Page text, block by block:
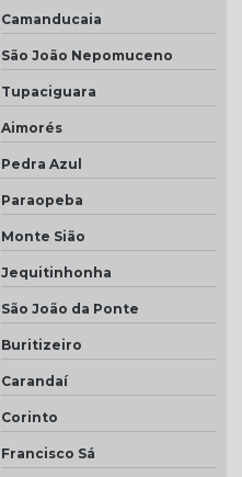
Camanducaia
São João Nepomuceno
Tupaciguara
Aimorés
Pedra Azul
Paraopeba
Monte Sião
Jequitinhonha
São João da Ponte
Buritizeiro
Carandaí
Corinto
Francisco Sá